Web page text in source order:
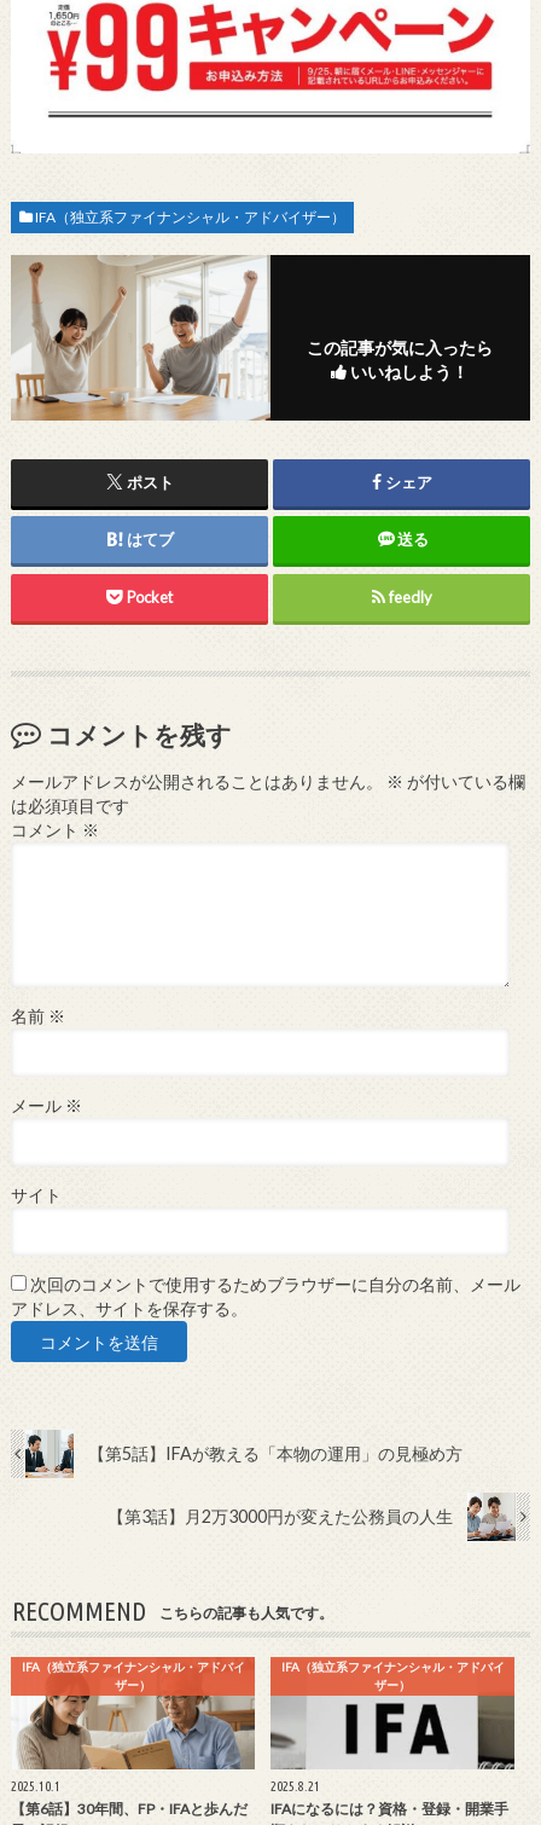
IFA（独立系ファイナンシャル・アドバイザー）
この記事が気に入ったら
いいねしよう！
ポスト シェア
はてブ 送る
Pocket feedly
コメントを残す
メールアドレスが公開されることはありません。 ※ が付いている欄
は必須項目です
コメント ※
名前 ※
メール ※
サイト
次回のコメントで使用するためブラウザーに自分の名前、メール
アドレス、サイトを保存する。
【第5話】IFAが教える「本物の運用」の見極め方
【第3話】月2万3000円が変えた公務員の人生
RECOMMEND こちらの記事も人気です。
IFA（独立系ファイナンシャル・アドバイ
ザー）
2025.10.1
【第6話】30年間、FP・IFAと歩んだ
IFA（独立系ファイナンシャル・アドバイ
ザー）
2025.8.21
IFAになるには？資格・登録・開業手